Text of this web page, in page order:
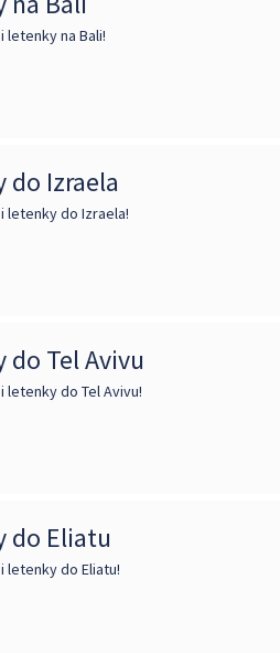
letenky na Bali!
do Izraela
letenky do Izraela!
do Tel Avivu
letenky do Tel Avivu!
do Eliatu
letenky do Eliatu!